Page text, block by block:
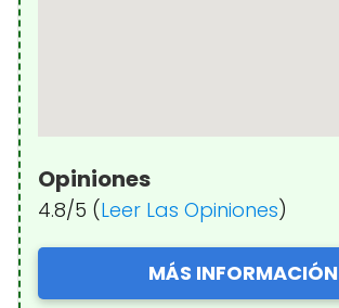
Opiniones
4.8/5 (Leer Las Opiniones)
MÁS INFORMACIÓN